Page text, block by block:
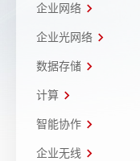
企业网络
企业光网络
数据存储
计算
智能协作
企业无线